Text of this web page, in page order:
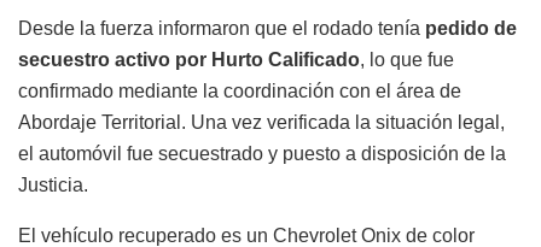
Desde la fuerza informaron que el rodado tenía pedido de
secuestro activo por Hurto Calificado, lo que fue
confirmado mediante la coordinación con el área de
Abordaje Territorial. Una vez verificada la situación legal,
el automóvil fue secuestrado y puesto a disposición de la
Justicia.
El vehículo recuperado es un Chevrolet Onix de color